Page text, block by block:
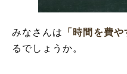
「時間を費やす」
みなさんは 「時間を費や
るでしょうか。